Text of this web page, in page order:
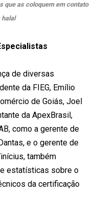
que as coloquem em contato
halal
de diversas
da FIEG, Emílio
de Goiás, Joel
da ApexBrasil,
como a gerente de
e o gerente de
também
estatísticas sobre o
da certificação